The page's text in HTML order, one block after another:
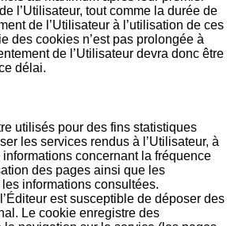
l’Utilisateur, tout comme la durée de
de l’Utilisateur à l’utilisation de ces
des cookies n’est pas prolongée à
de l’Utilisateur devra donc être
délai.
utilisés pour des fins statistiques
les services rendus à l’Utilisateur, à
concernant la fréquence
des pages ainsi que les
informations consultées.
est susceptible de déposer des
Le cookie enregistre des